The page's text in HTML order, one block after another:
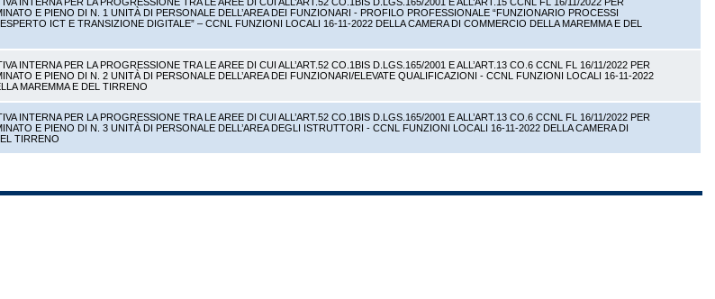
E PIENO DI N. 1 UNITÀ DI PERSONALE DELL’AREA DEI FUNZIONARI - PROFILO PROFESSIONALE “FUNZIONARIO PROCESSI
ICT E TRANSIZIONE DIGITALE” – CCNL FUNZIONI LOCALI 16-11-2022 DELLA CAMERA DI COMMERCIO DELLA MAREMMA E DEL
INTERNA PER LA PROGRESSIONE TRA LE AREE DI CUI ALL’ART.52 CO.1BIS D.LGS.165/2001 E ALL’ART.13 CO.6 CCNL FL 16/11/2022 PER
E PIENO DI N. 2 UNITÀ DI PERSONALE DELL’AREA DEI FUNZIONARI/ELEVATE QUALIFICAZIONI - CCNL FUNZIONI LOCALI 16-11-2022
MAREMMA E DEL TIRRENO
INTERNA PER LA PROGRESSIONE TRA LE AREE DI CUI ALL’ART.52 CO.1BIS D.LGS.165/2001 E ALL’ART.13 CO.6 CCNL FL 16/11/2022 PER
E PIENO DI N. 3 UNITÀ DI PERSONALE DELL’AREA DEGLI ISTRUTTORI - CCNL FUNZIONI LOCALI 16-11-2022 DELLA CAMERA DI
TIRRENO